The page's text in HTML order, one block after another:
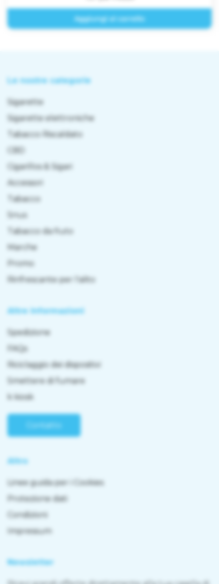
Le nostre categorie
Sigarette
Sigarette elettroniche
Tabacco Riscaldato
CBD
Cigarillos & Sigari
Accessori
Tabacco
Snus
Tabacco da fiuto
Marche
Promo
Rinfrescante per l'alito
Altre informazioni
Spedizione
FAQs
Riciclaggio dei dispositivi
Smettere di fumare
k kiosk
Contatto
Altro
Linee guida per i Cookies
Protezione dati
Condizioni
Impressum
Newsletter